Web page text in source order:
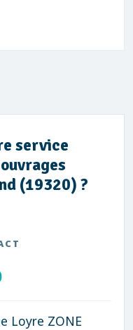
service
(19320) ?
Loyre ZONE